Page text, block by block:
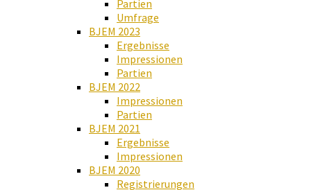
Partien
Umfrage
BJEM 2023
Ergebnisse
Impressionen
Partien
BJEM 2022
Impressionen
Partien
BJEM 2021
Ergebnisse
Impressionen
BJEM 2020
Registrierungen